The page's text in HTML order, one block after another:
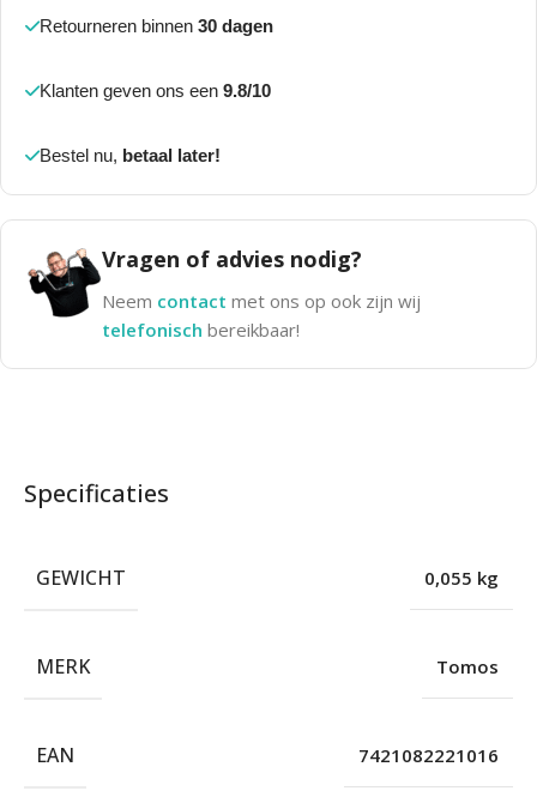
Retourneren binnen 30 dagen
Klanten geven ons een 9.8/10
Bestel nu, betaal later!
Vragen of advies nodig?
Neem contact met ons op ook zijn wij
telefonisch bereikbaar!
Specificaties
GEWICHT 0,055 kg
MERK Tomos
EAN 7421082221016